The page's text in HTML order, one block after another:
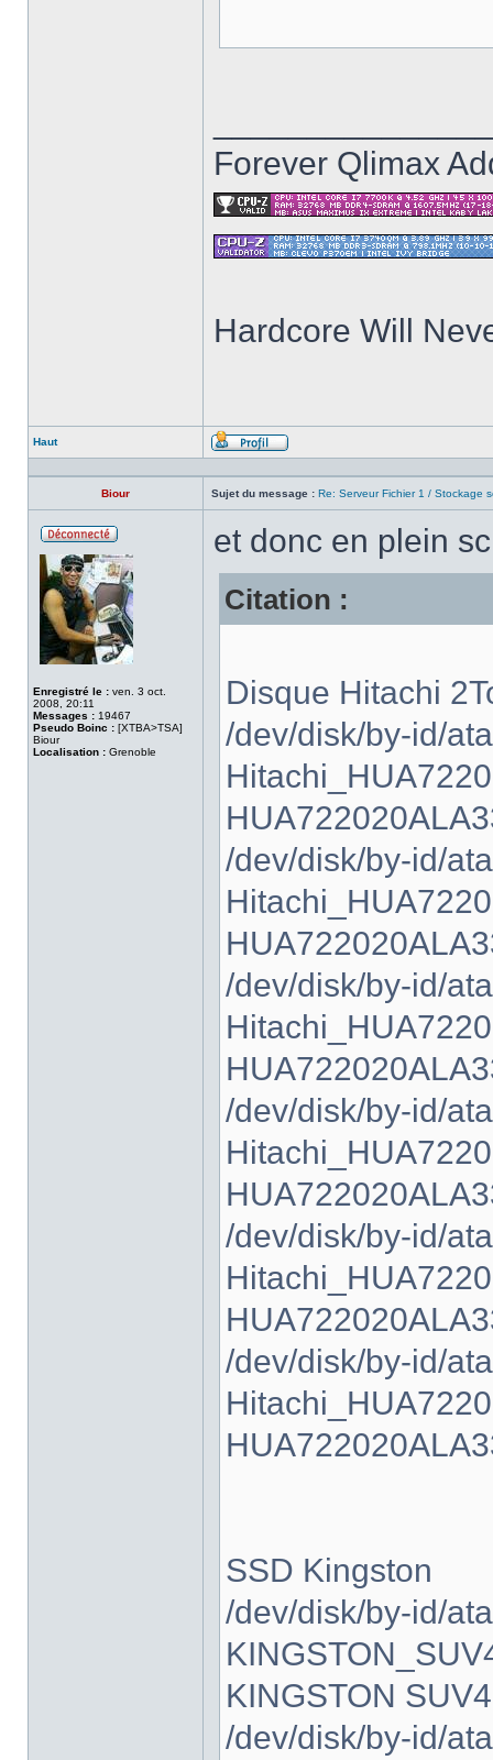
Forever Qlimax
Hardcore Will
Haut
Profil
Biour Sujet du message : Re: Serveur Fichier 1 / Stockage
ligne
Enregistré le : ven. 3 oct.
2008, 20:11
Messages : 19467
Pseudo Boinc : [XTBA>TSA]
Biour
Localisation : Grenoble
et donc en plein
Citation :
Disque Hitachi
/dev/disk/by-id/
/dev/disk/by-id/
/dev/disk/by-id/
/dev/disk/by-id/
/dev/disk/by-id/
/dev/disk/by-id/
SSD Kingston
/dev/disk/by-id/
KINGSTON
/dev/disk/by-id/